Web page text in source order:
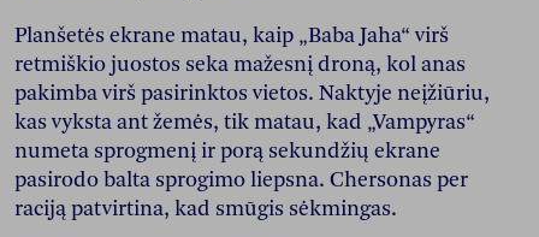
Planšetės ekrane matau, kaip „Baba Jaha“ virš
retmiškio juostos seka mažesnį droną, kol anas
pakimba virš pasirinktos vietos. Naktyje neįžiūriu,
kas vyksta ant žemės, tik matau, kad „Vampyras“
numeta sprogmenį ir porą sekundžių ekrane
pasirodo balta sprogimo liepsna. Chersonas per
raciją patvirtina, kad smūgis sėkmingas.